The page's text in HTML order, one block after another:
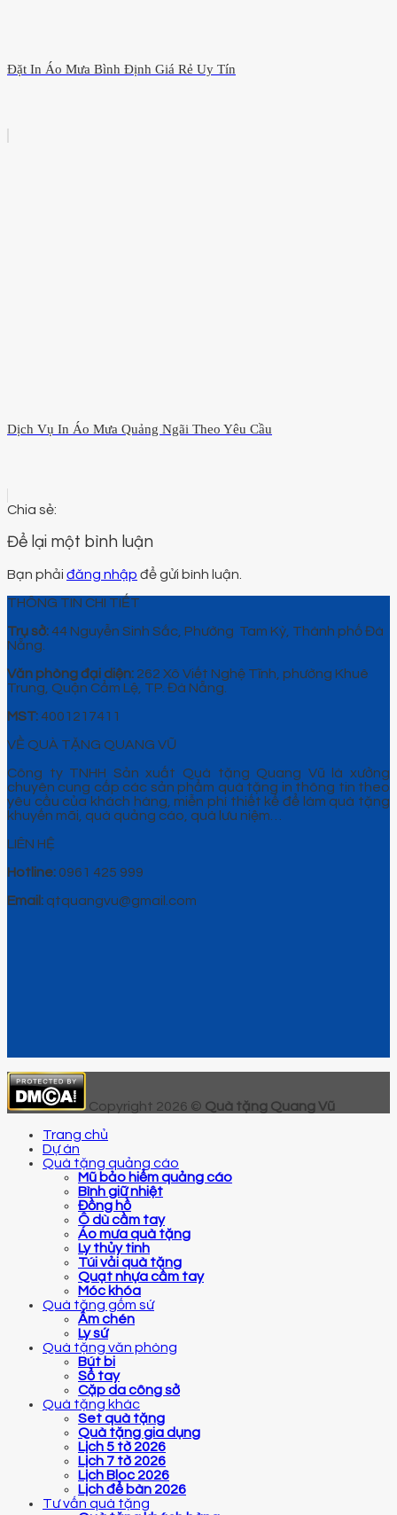
Đặt In Áo Mưa Bình Định Giá Rẻ Uy Tín
Dịch Vụ In Áo Mưa Quảng Ngãi Theo Yêu Cầu
Để lại một bình luận
Bạn phải đăng nhập để gửi bình luận.
THÔNG TIN CHI TIẾT
Trụ sở: 44 Nguyễn Sinh Sắc, Phường Tam Kỳ, Thành phố Đà
Nẵng.
Văn phòng đại diện: 262 Xô Viết Nghệ Tĩnh, phường Khuê
Trung, Quận Cẩm Lệ, TP. Đà Nẵng.
MST: 4001217411
VỀ QUÀ TẶNG QUANG VŨ
Công ty TNHH Sản xuất Quà tặng Quang Vũ là xưởng
chuyên cung cấp các sản phẩm quà tặng in thông tin theo
yêu cầu của khách hàng, miễn phí thiết kế để làm quà tặng
khuyến mãi, quà quảng cáo, quà lưu niệm…
LIÊN HỆ
Hotline: 0961 425 999
Email: qtquangvu@gmail.com
Copyright 2026 © Quà tặng Quang Vũ
Trang chủ
Dự án
Quà tặng quảng cáo
Mũ bảo hiểm quảng cáo
Bình giữ nhiệt
Đồng hồ
Ô dù cầm tay
Áo mưa quà tặng
Ly thủy tinh
Túi vải quà tặng
Quạt nhựa cầm tay
Móc khóa
Quà tặng gốm sứ
Ấm chén
Ly sứ
Quà tặng văn phòng
Bút bi
Sổ tay
Cặp da công sở
Quà tặng khác
Set quà tặng
Quà tặng gia dụng
Lịch 5 tờ 2026
Lịch 7 tờ 2026
Lịch Bloc 2026
Lịch để bàn 2026
Tư vấn quà tặng